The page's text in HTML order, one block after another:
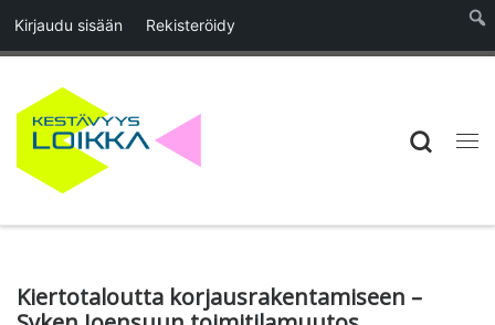
Kirjaudu sisään Rekisteröidy
Skip to content
Kiertotaloutta korjausrakentamiseen –